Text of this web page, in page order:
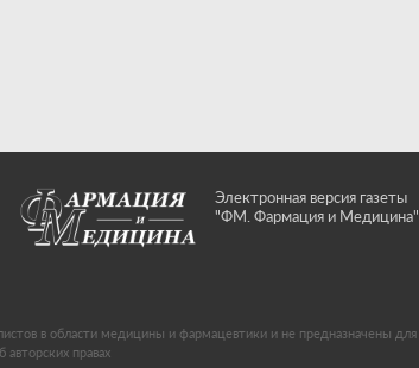
Электронная версия газеты
"ФМ. Фармация и Медицина"
в области медицины и фармацевтики и не предназначены
правах